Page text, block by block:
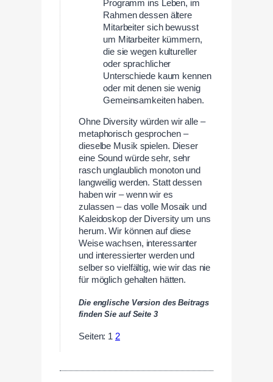
Programm ins Leben, im
Rahmen dessen ältere
Mitarbeiter sich bewusst
um Mitarbeiter kümmern,
die sie wegen kultureller
oder sprachlicher
Unterschiede kaum kennen
oder mit denen sie wenig
Gemeinsamkeiten haben.
Ohne Diversity würden wir alle –
metaphorisch gesprochen –
dieselbe Musik spielen. Dieser
eine Sound würde sehr, sehr
rasch unglaublich monoton und
langweilig werden. Statt dessen
haben wir – wenn wir es
zulassen – das volle Mosaik und
Kaleidoskop der Diversity um uns
herum. Wir können auf diese
Weise wachsen, interessanter
und interessierter werden und
selber so vielfältig, wie wir das nie
für möglich gehalten hätten.
Die englische Version des Beitrags
finden Sie auf Seite 3
Seiten: 1 2